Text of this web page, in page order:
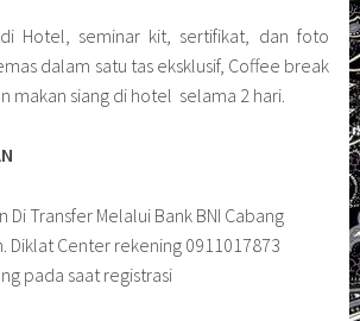
Hotel, seminar kit, sertifikat, dan foto
dalam satu tas eksklusif, Coffee break
makan siang di hotel selama 2 hari.
Di Transfer Melalui Bank BNI Cabang
Diklat Center rekening 0911017873
pada saat registrasi